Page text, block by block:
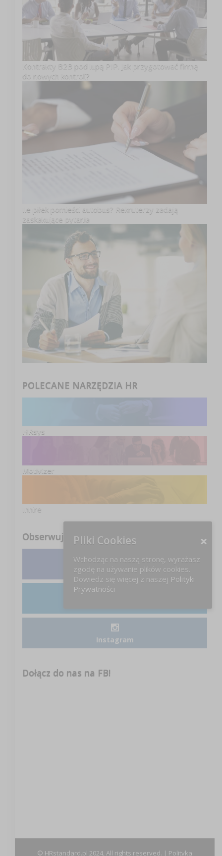
Kontrakty B2B pod lupą PIP. Jak przygotować firmę
do nowych kontroli?
Ile piłek pomieści autobus? Rekruterzy zadają
zaskakujące pytania
POLECANE NARZĘDZIA HR
HRsys
Motivizer
Inhire
Obserwuj nas
Facebook
Instagram
Dołącz do nas na FB!
© HRstandard.pl 2024, All rights reserved. | Polityka
Pliki Cookies
Wchodząc na naszą stronę, wyrażasz
zgodę na używanie plików cookies.
Dowiedz się więcej z naszej Polityki
Prywatności